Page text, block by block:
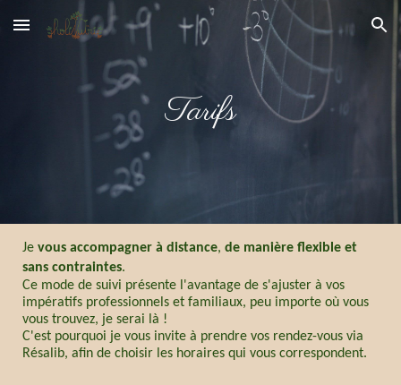
Skip to main content Skip to navigation
Tarifs
Jevous accompagner à distance,de manière flexible et
sans contraintes.
Ce mode de suivi présente l'avantage de s'ajuster à vos
impératifs professionnels et familiaux, peu importe où vous
vous trouvez, je serai là !
C'est pourquoi je vous invite à prendre vos rendez-vous via
Résalib, afin de choisir les horaires qui vous correspondent.